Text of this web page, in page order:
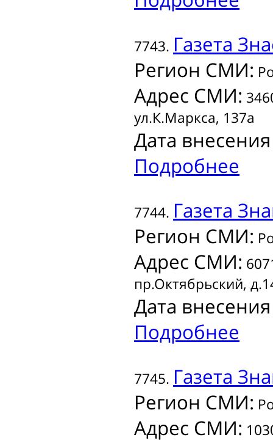
7743. Газета
Регион СМИ:
Адрес СМИ:
ул.К.Маркса, 137а
Дата
Подробнее
7744. Газета
Регион СМИ:
Адрес СМИ:
пр.Октябрьский,
Дата
Подробнее
7745. Газета
Регион СМИ:
Адрес СМИ: